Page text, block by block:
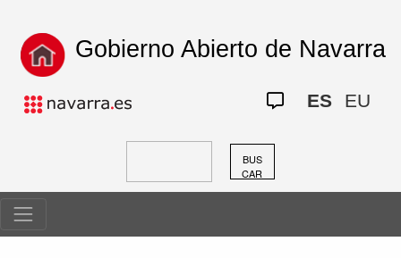
Gobierno Abierto de Navarra
ES EU
BUS
CAR